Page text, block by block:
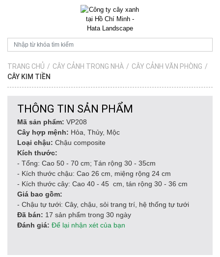
TRANG CHỦ / CÂY CẢNH TRONG NHÀ / CÂY CẢNH VĂN PHÒNG /
CÂY KIM TIỀN
THÔNG TIN SẢN PHẨM
Mã sản phẩm: VP208
Cây hợp mệnh: Hỏa, Thủy, Mộc
Loại chậu: Chậu composite
Kích thước:
- Tổng: Cao 50 - 70 cm; Tán rộng 30 - 35cm
- Kích thước chậu: Cao 26 cm, miệng rộng 24 cm
- Kích thước cây: Cao 40 - 45 cm, tán rộng 30 - 36 cm
Giá bao gồm:
- Chậu tự tưới: Cây, chậu, sỏi trang trí, hệ thống tự tưới
Đã bán: 17 sản phẩm trong 30 ngày
Đánh giá: Để lại nhận xét của bạn